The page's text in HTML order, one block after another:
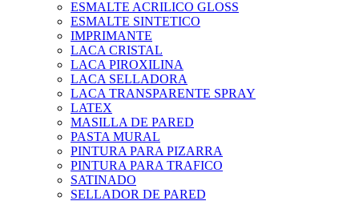
ESMALTE ACRILICO GLOSS
ESMALTE SINTETICO
IMPRIMANTE
LACA CRISTAL
LACA PIROXILINA
LACA SELLADORA
LACA TRANSPARENTE SPRAY
LATEX
MASILLA DE PARED
PASTA MURAL
PINTURA PARA PIZARRA
PINTURA PARA TRAFICO
SATINADO
SELLADOR DE PARED